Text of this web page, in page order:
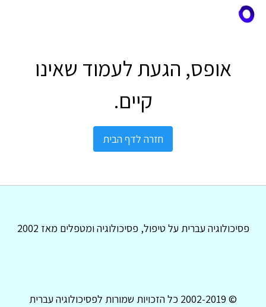
אופס, הגעת לעמוד שאינו
קיים.
חזרה לדף הבית
פסיכולוגיה עברית על טיפול, פסיכולוגיה ומטפלים מאז 2002
© 2002-2019 כל הזכויות שמורות לפסיכולוגיה עברית